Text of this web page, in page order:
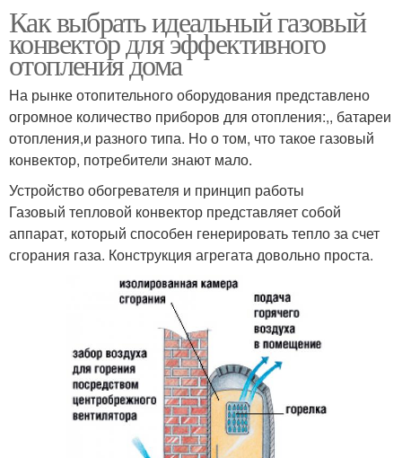
Как выбрать идеальный газовый
конвектор для эффективного
отопления дома
На рынке отопительного оборудования представлено
огромное количество приборов для отопления:,, батареи
отопления,и разного типа. Но о том, что такое газовый
конвектор, потребители знают мало.
Устройство обогревателя и принцип работы
Газовый тепловой конвектор представляет собой
аппарат, который способен генерировать тепло за счет
сгорания газа. Конструкция агрегата довольно проста.